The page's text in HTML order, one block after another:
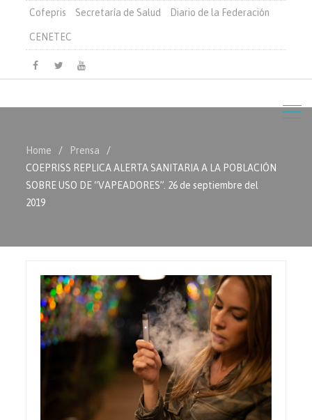
Cofepris Secretaría de Salud Diario de la Federación
CENETEC
Facebook
TwitterYoutube
Home
Prensa
COEPRISS REPLICA ALERTA SANITARIA A LA POBLACIÓN
SOBRE USO DE “VAPEADORES”. 26 de septiembre del
2019